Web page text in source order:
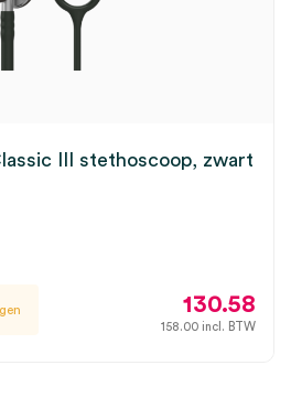
III stethoscoop, zwart
130.58
158.00 incl. BTW